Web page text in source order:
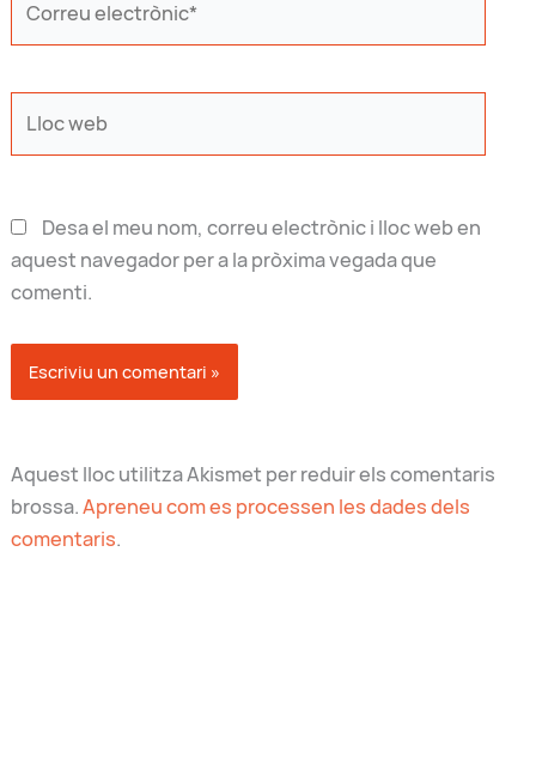
electrònic*
web
Desa el meu nom, correu electrònic i lloc web en
aquest navegador per a la pròxima vegada que
comenti.
Aquest lloc utilitza Akismet per reduir els comentaris
brossa.Apreneu com es processen les dades dels
comentaris.